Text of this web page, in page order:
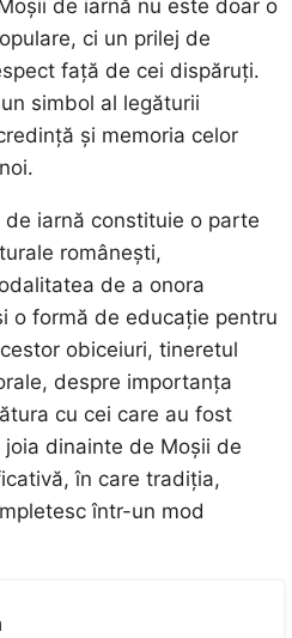
de iarnă nu este doar o
ci un prilej de
față de cei dispăruți.
simbol al legăturii
și memoria celor
iarnă constituie o parte
românești,
de a onora
o formă de educație pentru
obiceiuri, tineretul
despre importanța
cu cei care au fost
dinainte de Moșii de
în care tradiția,
într-un mod